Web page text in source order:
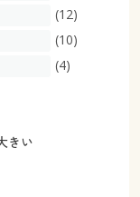
(12)
(10)
(4)
きい